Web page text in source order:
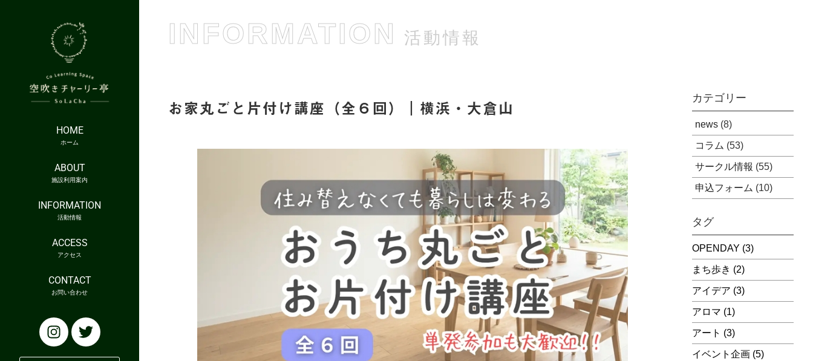
HOME
ホーム
ABOUT
施設利用案内
INFORMATION
活動情報
ACCESS
アクセス
CONTACT
お問い合わせ
INFORMATION 活動情報
お家丸ごと片付け講座（全６回）｜横浜・大倉山
カテゴリー
news(8)
コラム (53)
サークル情報 (55)
申込フォーム (10)
タグ
OPENDAY (3)
まち歩き (2)
アイデア (3)
アロマ (1)
アート (3)
イベント企画(5)